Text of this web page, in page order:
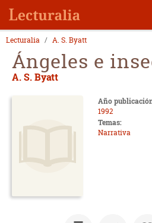
Lecturalia A. S. Byatt
Ángeles e
A. S. Byatt
Año
1992
Temas:
Narrativa